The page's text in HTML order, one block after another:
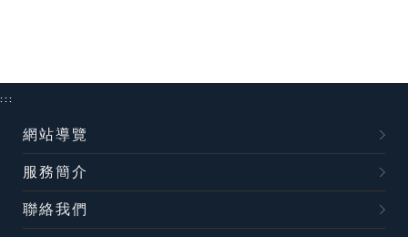
:::
網站導覽
服務簡介
聯絡我們